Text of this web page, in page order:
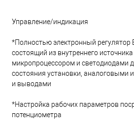
Управление/индикация
*Полностью электронный регулятор
состоящий из внутреннего
микропроцессором и светодиодами
состояния установки,
и выводами
*Настройка рабочих параметров
потенциометра